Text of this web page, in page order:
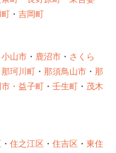
・ 吉岡町
小山市 ・ 鹿沼市 ・ さくら
那珂川町 ・ 那須鳥山市 ・ 那
・ 益子町 ・ 壬生町 ・ 茂木
・ 住之江区 ・ 住吉区 ・ 東住